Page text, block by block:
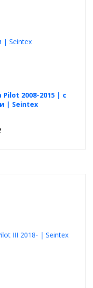
2008-2015 | с
| Seintex